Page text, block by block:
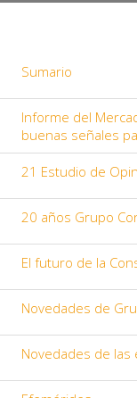
Sumario
Informe del
buenas señales
21 Estudio de
20 años Grupo
El futuro de la
Novedades de
Novedades de